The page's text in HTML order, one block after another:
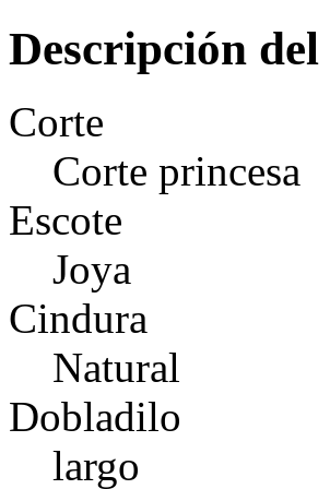
Descripción
Corte
Corte princesa
Escote
Joya
Cindura
Natural
Dobladilo
largo